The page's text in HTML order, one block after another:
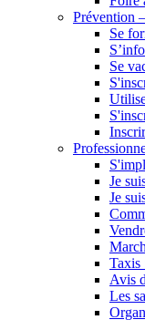
Prévention
Se
Se
Je
Je
Taxis
Avis
Les